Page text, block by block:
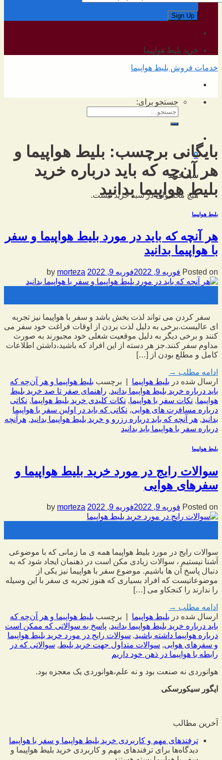
خرید بلیط هواپیما
خدمات فروش بلیط هواپیما
جستجو برای:
0
سبد خرید
هیچ محصولی در سبد خرید نیست.
بایگانی برچسب: بلیط هواپیما و
هر آن‌چه که باید درباره خرید
بلیط هواپیما بدانید
بلیط هواپیما
هر آنچه که باید در مورد بلیط هواپیما و سفر
با هواپیما بدانید
Posted on فوریه 9, 2022 فوریه 9, 2022 morteza
سفر کردن می تواند لذت بخش باشد و سفر با هواپیما نیز تجربه
ای عالیست.برخی به دلیل لذت بردن از اوقات فراغت خود سفر می
کنند و برخی دیگر به دلیل موقعیت شغلی خود مجبورند به صورت
مداوم سفر کنند.جز هر دسته از این افراد که باشید،داشتن اطلاعات
کامل و مطلع بودن از […]
ادامه مطلب →
ارسال شده در بلیط هواپیما برچسب بلیط هواپیما و هر آن‌چه که
باید درباره خرید بلیط هواپیما بدانید, راهنمای صفر تا صد خرید بلیط
هواپیما, نکات سفر با هواپیما, نکات کلیدی خرید بلیط هواپیما, نکاتی
درباره مسافرت های هوایی, نکاتی که باید در اولین سفر با هواپیما
بدانید, هر آنچه که باید درباره رزرو و خرید بلیط هواپیما بدانید, هرآنچه
درباره سفر با هواپیما باید بدانید
بلیط هواپیما
سوالات رایج در مورد خرید بلیط هواپیما و
سفرهای هوایی
Posted on فوریه 9, 2022 فوریه 9, 2022 morteza
سوالات رایج در مورد بلیط هواپیما همه ی ما زمانی که با موضوعی
آشنا نیستیم ، سوالات زیادی مکن است در ذهنمان ایجاد شود که به
دنبال پاسخ آن ها باشیم. موضوع سفر با هواپیما نیز یکی از
موضوعاتیست که افراد بسیاری که هنوز تجربه ی سفر با این وسیله
را ندارند را کنجکاو می […]
ادامه مطلب →
ارسال شده در بلیط هواپیما برچسب بلیط هواپیما و هر آن‌چه که
باید درباره خرید بلیط هواپیما بدانید, پاسخ به سوالاتی که ممکن است
درباره هواپیما داشته باشید, سوالات رایج در مورد خرید بلیط هواپیما
و سفرهای هوایی, سوالات متداول جهت خرید بلیط, سوالاتی که در
رابطه با هواپیما در ذهن خود داریم
هوانوردی نه صنعت بود و نه علم،هوانوردی یک معجزه بود.
ایگور سیکورسکی
آخرین مطالب
ترفندهای مهم و کاربردی خرید بلیط هواپیما و سفر با هواپیما
دیدگاه‌ها برای ترفندهای مهم و کاربردی خرید بلیط هواپیما و